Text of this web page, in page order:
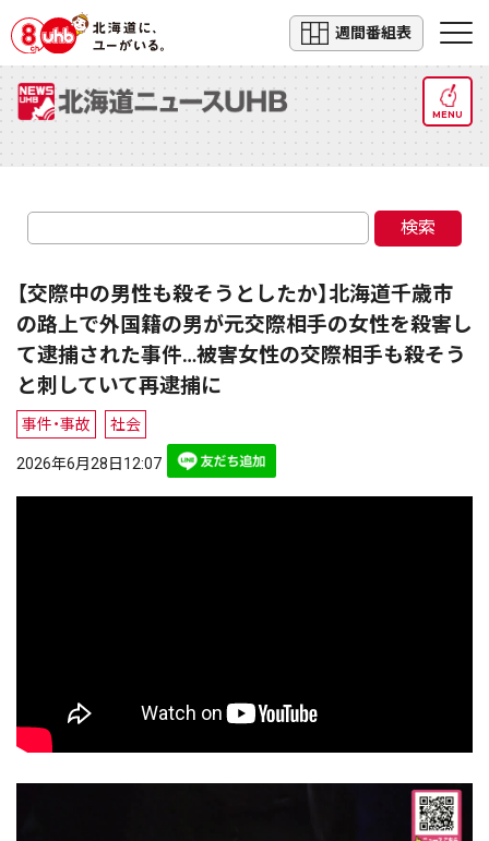
週間番組表
MENU
検索
【交際中の男性も殺そうとしたか】北海道千歳市
の路上で外国籍の男が元交際相手の女性を殺害し
て逮捕された事件…被害女性の交際相手も殺そう
と刺していて再逮捕に
事件・事故 社会
2026年6月28日12:07